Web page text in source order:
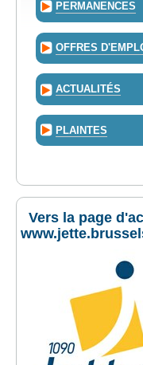
PERMANENCES
OFFRES
ACTUALITÉS
PLAINTES
Vers la page